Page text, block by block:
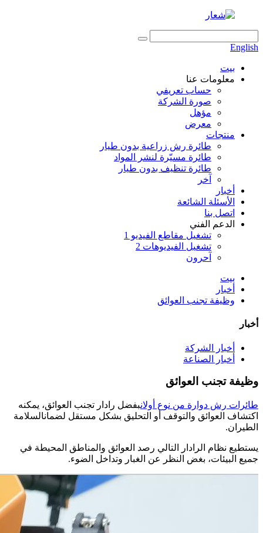
English
بيت
معلومات عنا
حساب تعريفي
صورة الشركة
مؤهل
معرض
منتجات
طائرة رش زراعية بدون طيار
طائرة مسيّرة لنشر المواد
طائرة تنظيف بدون طيار
آخر
أخبار
الأسئلة الشائعة
اتصل بنا
الدعم الفني
تشغيل مقاطع الفيديو 1
تشغيل الفيديوهات 2
آحرون
بيت
أخبار
وظيفة تجنب العوائق
أخبار
أخبار الشركة
أخبار الصناعة
وظيفة تجنب العوائق
طائرات رش دوارة من نوع أولانبفضل رادار تجنب العوائق، يمكنه
اكتشاف العوائق والتوقف أو التحليق بشكل مستقل لضمانالسلامة
الطيران.
يستطيع نظام الرادار التالي رصد العوائق والمناطق المحيطة في
جميع البيئات، بغض النظر عن الغبار وتداخل الضوء.